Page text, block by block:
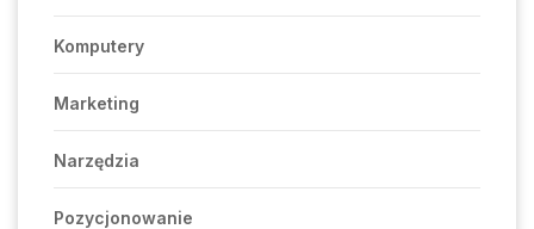
Komputery
Marketing
Narzędzia
Pozycjonowanie